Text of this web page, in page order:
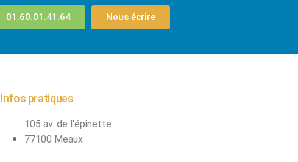
01.60.01.41.64 Nous écrire
Infos pratiques
105 av. de l'épinette
77100 Meaux